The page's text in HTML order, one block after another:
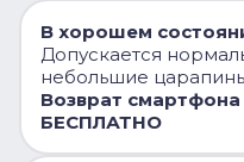
В хорошем
Допускается
небольшие
Возврат
БЕСПЛАТНО